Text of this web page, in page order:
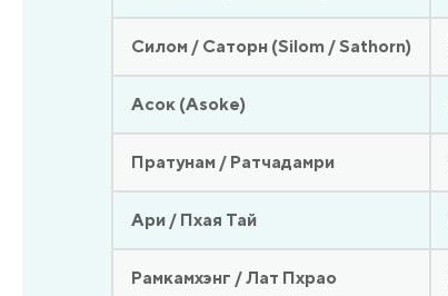
Силом / Саторн (Silom / Sathorn)
Асок (Asoke)
Пратунам / Ратчадамри
Ари / Пхая Тай
Рамкамхэнг / Лат Пхрао